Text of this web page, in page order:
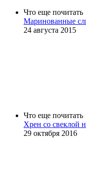
Что еще почитать
Маринованные
24 августа 2015
Что еще почитать
Хрен со свеклой
29 октября 2016